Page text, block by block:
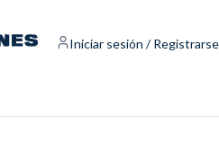
Iniciar sesión / Registrarse